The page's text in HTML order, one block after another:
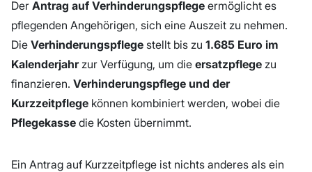
Der Antrag auf Verhinderungspflege ermöglicht es
pflegenden Angehörigen, sich eine Auszeit zu nehmen.
Die Verhinderungspflege stellt bis zu 1.685 Euro im
Kalenderjahrzur Verfügung, um die ersatzpflege zu
finanzieren. Verhinderungspflege und der
Kurzzeitpflege können kombiniert werden, wobei die
Pflegekasse die Kosten übernimmt.
Ein Antrag auf Kurzzeitpflege ist nichts anderes als ein